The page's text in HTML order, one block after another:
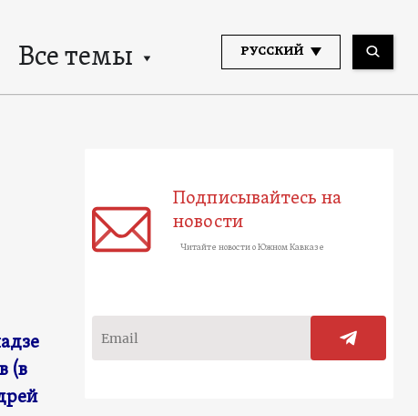
Все темы РУССКИЙ
(в
Подписывайтесь на
новости
Читайте новости о Южном Кавказе